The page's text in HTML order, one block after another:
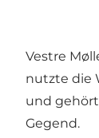
Vestre
nutzte die
und
Gegend.